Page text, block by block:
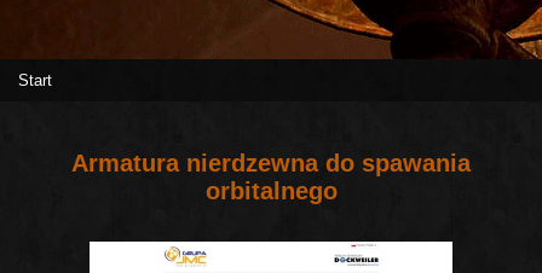
Start
Armatura nierdzewna do spawania
orbitalnego